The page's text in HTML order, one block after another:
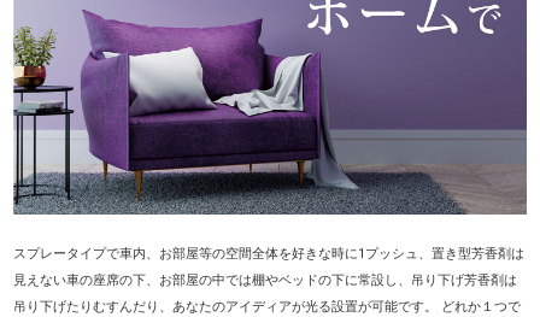
スプレータイプで車内、お部屋等の空間全体を好きな時に1プッシュ、置き型芳香剤は
見えない車の座席の下、お部屋の中では棚やベッドの下に常設し、吊り下げ芳香剤は
吊り下げたりむすんだり、あなたのアイディアが光る設置が可能です。 どれか１つで